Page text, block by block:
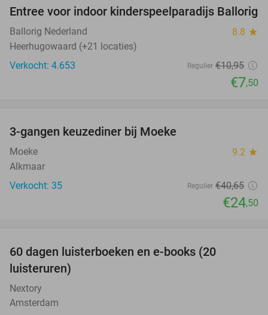
32%
Entree voor indoor kinderspeelparadijs Ballorig
Ballorig Nederland 8.8 star
Heerhugowaard (+21 locaties)
Verkocht: 4.653
Regulier €10,95
€7,50
3-gangen keuzediner bij Moeke
Moeke 9.2 star
Alkmaar
Verkocht: 35
Regulier €40,65
€24,50
60 dagen luisterboeken en e-books (20
luisteruren)
Nextory
Amsterdam